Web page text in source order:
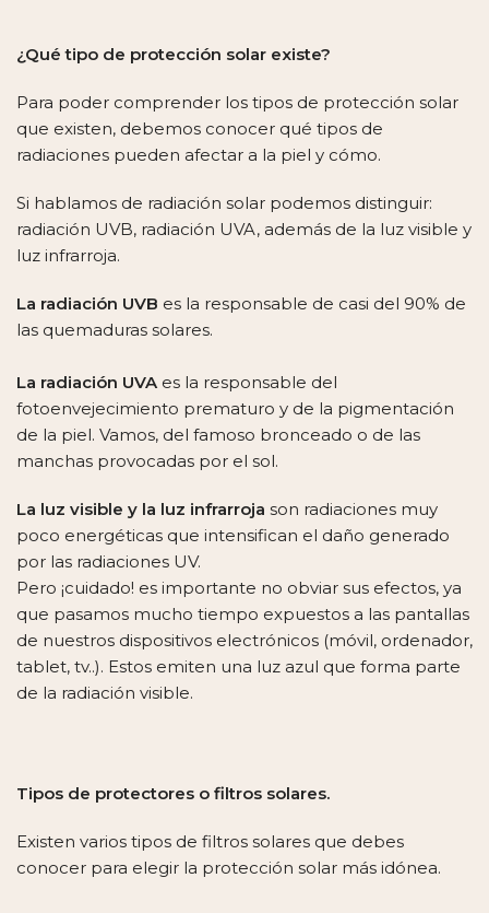
¿Qué tipo de protección solar existe?
Para poder comprender los tipos de protección solar
que existen, debemos conocer qué tipos de
radiaciones pueden afectar a la piel y cómo.
Si hablamos de radiación solar podemos distinguir:
radiación UVB, radiación UVA, además de la luz visible y
luz infrarroja.
La radiación UVB es la responsable de casi del 90% de
las quemaduras solares.
La radiación UVA es la responsable del
fotoenvejecimiento prematuro y de la pigmentación
de la piel. Vamos, del famoso bronceado o de las
manchas provocadas por el sol.
La luz visible y la luz infrarroja son radiaciones muy
poco energéticas que intensifican el daño generado
por las radiaciones UV.
Pero ¡cuidado! es importante no obviar sus efectos, ya
que pasamos mucho tiempo expuestos a las pantallas
de nuestros dispositivos electrónicos (móvil, ordenador,
tablet, tv..). Estos emiten una luz azul que forma parte
de la radiación visible.
Tipos de protectores o filtros solares.
Existen varios tipos de filtros solares que debes
conocer para elegir la protección solar más idónea.